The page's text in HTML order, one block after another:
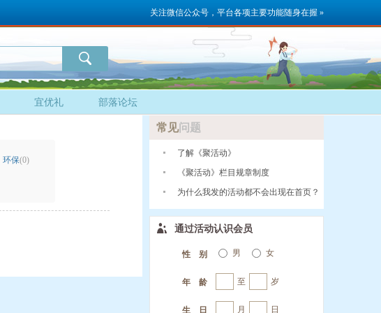
关注微信公众号，平台各项主要功能随身在握 »
宜优礼 部落论坛
环保(0)
常见问题
了解《聚活动》
《聚活动》栏目规章制度
为什么我发的活动都不会出现在首页？
通过活动认识会员
性 别 男 女
年 龄 至 岁
生 日 月 日